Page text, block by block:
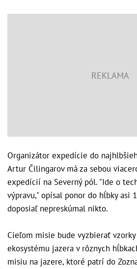
Organizátor expedície do
Artur Čilingarov má za sebou
expedícií na Severný pól. "Ide o
výpravu," opísal ponor do hĺbky asi
doposiaľ nepreskúmal nikto.
Cieľom misie bude vyzbierať
ekosystému jazera v rôznych
misiu na jazere, ktoré patrí do